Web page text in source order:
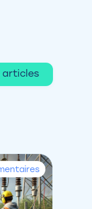
articles